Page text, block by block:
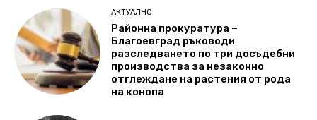
АКТУАЛНО
Районна прокуратура –
Благоевград ръководи
разследването по три досъдебни
производства за незаконно
отглеждане на растения от рода
на конопа